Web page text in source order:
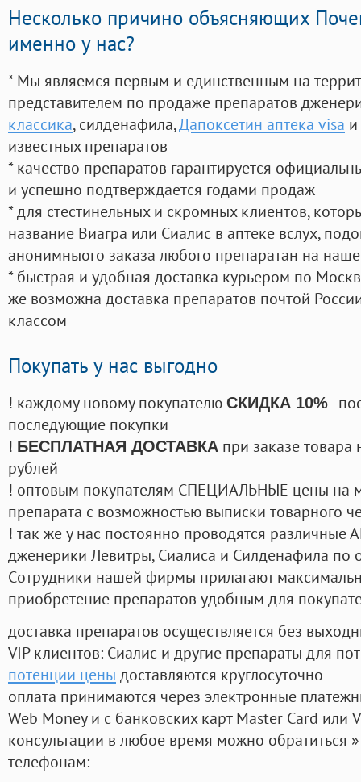
Несколько причино объясняющих
именно у нас?
* Мы являемся первым и единственным на
представителем по продаже препаратов
классика, силденафила,Дапоксетин аптека visa
известных препаратов
* качество препаратов гарантируется
и успешно подтверждается годами продаж
* для стестинельных и скромных клиентов,
название Виагра или Сиалис в аптеке вслух,
анонимныого заказа любого препаратан на
* быстрая и удобная доставка курьером по
же возможна доставка препаратов почтой
классом
Покупать у нас выгодно
! каждому новому покупателю СКИДКА 10%-
последующие покупки
! БЕСПЛАТНАЯ ДОСТАВКА при заказе
рублей
! оптовым покупателям СПЕЦИАЛЬНЫЕ цены на
препарата с возможностью выписки товарного
! так же у нас постоянно проводятся
дженерики Левитры, Сиалиса и Силденафила по
Cотрудники нашей фирмы прилагают
приобретение препаратов удобным для
доставка препаратов осуществляется без
VIP клиентов: Сиалис и другие препараты для
потенции цены доставляются круглосуточно
оплата принимаются через электронные
Web Money и с банковских карт Master Card или
консультации в любое время можно обратиться
телефонам: